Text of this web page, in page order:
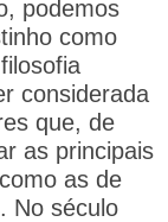
podemos
como
considerada
que, de
as principais
as de
No século